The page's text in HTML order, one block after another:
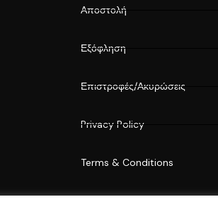
Αποστολή
Εξόφληση
Επιστροφές/Ακυρώσεις
Privacy Policy
Terms & Conditions